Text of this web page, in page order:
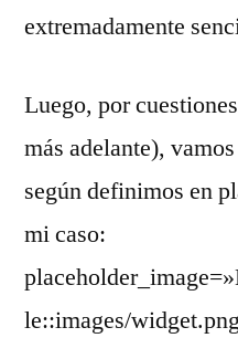
extremadamente
Luego, por
más adelante),
según definimos en
mi caso:
le::images/